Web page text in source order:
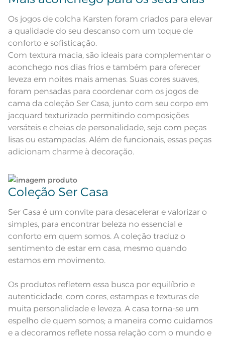
Atributos
cm; Cantos quadrados; Porta-
Manta de enchimento de 220g/m²
Descrição Visual
Colcha e porta-travesseiro em
tecido jacquard texturizado de
arranjos de folhagens com
Composição
Corpo: 100% Poliéster; Manta de
enchimento: 100% Poliéster
Tamanho King
Cor Branco
Itens Inclusos 1 Colcha e 2 Porta-travesseiros
Medida
Colcha: 2,90m x 2,60m; Porta-
travesseiro: 50cm x 70cm + 5cm
Acabamento
Instruções de Lavagem
temperatura máxima de 60º; Ferro
de passar com temperatura
maxima de 110º C; Proibido lavar a
seco
Observações
Pode haver pequena variação de
cor, de acordo com a configuração
e modelo do monitor ou do
Não lave cores claras e cores escuras no mesmo
ciclo;
Lave as peças no ciclo leve, suave ou delicado de
sua lavadora;
Enxágue as peças com bastante água;
Utilize a quantidade mínima de amaciante e sabão;
Leia atentamente as instruções na etiqueta.
Os jogos de colcha Karsten foram criados para elevar
a qualidade do seu descanso com um toque de
conforto e sofisticação.
Com textura macia, são ideais para complementar o
aconchego nos dias frios e também para oferecer
leveza em noites mais amenas. Suas cores suaves,
foram pensadas para coordenar com os jogos de
cama da coleção Ser Casa, junto com seu corpo em
jacquard texturizado permitindo composições
versáteis e cheias de personalidade, seja com peças
lisas ou estampadas. Além de funcionais, essas peças
adicionam charme à decoração.
Coleção Ser Casa
Ser Casa é um convite para desacelerar e valorizar o
simples, para encontrar beleza no essencial e
conforto em quem somos. A coleção traduz o
sentimento de estar em casa, mesmo quando
estamos em movimento.
Os produtos refletem essa busca por equilíbrio e
autenticidade, com cores, estampas e texturas de
muita personalidade e leveza. A casa torna-se um
espelho de quem somos; a maneira como cuidamos
e a decoramos reflete nossa relação com o mundo e